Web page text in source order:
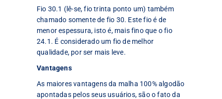
Fio 30.1 (lê-se, fio trinta ponto um) também
chamado somente de fio 30. Este fio é de
menor espessura, isto é, mais fino que o fio
24.1. É considerado um fio de melhor
qualidade, por ser mais leve.
Vantagens
As maiores vantagens da malha 100% algodão
apontadas pelos seus usuários, são o fato da